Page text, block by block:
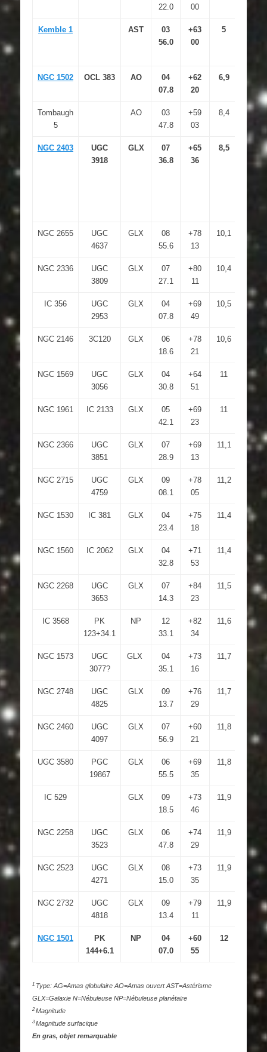
22.0
00
Kemble 1 AST
03
56.0
+63
00
5
NGC 1502 OCL 383 AO
04
07.8
+62
20
6,9
Tombaugh
5
AO
03
47.8
+59
03
8,4
NGC 2403
UGC
3918
GLX
07
36.8
+65
36
8,5
NGC 2655
UGC
4637
GLX
08
55.6
+78
13
10,1 13,2
NGC 2336
UGC
3809
GLX
07
27.1
+80
11
10,4
IC 356
UGC
2953
GLX
04
07.8
+69
49
10,5 13,6
NGC 2146 3C120 GLX
06
18.6
+78
21
10,6
NGC 1569
UGC
3056
GLX
04
30.8
+64
51
11 12,9
NGC 1961 IC 2133 GLX
05
42.1
+69
23
11
NGC 2366
UGC
3851
GLX
07
28.9
+69
13
11,1 14,6
NGC 2715
UGC
4759
GLX
09
08.1
+78
05
11,2
NGC 1530 IC 381 GLX
04
23.4
+75
18
11,4 13,9
NGC 1560 IC 2062 GLX
04
32.8
+71
53
11,4 14,3
NGC 2268
UGC
3653
GLX
07
14.3
+84
23
11,5 13,4
IC 3568
PK
123+34.1
NP
12
33.1
+82
34
11,6 6,7
NGC 1573
UGC
3077?
GLX
04
35.1
+73
16
11,7
NGC 2748
UGC
4825
GLX
09
13.7
+76
29
11,7
NGC 2460
UGC
4097
GLX
07
56.9
+60
21
11,8
UGC 3580
PGC
19867
GLX
06
55.5
+69
35
11,8
IC 529 GLX
09
18.5
+73
46
11,9
NGC 2258
UGC
3523
GLX
06
47.8
+74
29
11,9
NGC 2523
UGC
4271
GLX
08
15.0
+73
35
11,9 13,6
NGC 2732
UGC
4818
GLX
09
13.4
+79
11
11,9
NGC 1501
PK
144+6.1
NP
04
07.0
+60
55
12
1 Type: AG=Amas globulaire AO=Amas ouvert AST=Astérisme
GLX=Galaxie N=Nébuleuse NP=Nébuleuse planétaire
2Magnitude
3Magnitude surfacique
En gras, objet remarquable